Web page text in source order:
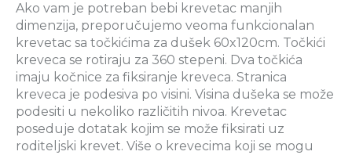
Ako vam je potreban bebi krevetac manjih
dimenzija, preporučujemo veoma funkcionalan
krevetac sa točkićima za dušek 60x120cm. Točkići
kreveca se rotiraju za 360 stepeni. Dva točkića
imaju kočnice za fiksiranje kreveca. Stranica
kreveca je podesiva po visini. Visina dušeka se može
podesiti u nekoliko različitih nivoa. Krevetac
poseduje dotatak kojim se može fiksirati uz
roditeljski krevet. Više o krevecima koji se mogu